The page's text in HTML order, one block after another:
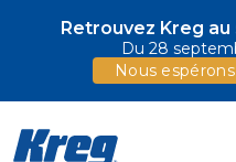
Retrouvez Kreg au
Du 28
Nous